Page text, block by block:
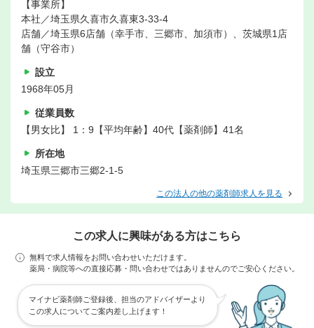
【事業所】
本社／埼玉県久喜市久喜東3-33-4
店舗／埼玉県6店舗（幸手市、三郷市、加須市）、茨城県1店
舗（守谷市）
設立
1968年05月
従業員数
【男女比】 1：9【平均年齢】40代【薬剤師】41名
所在地
埼玉県三郷市三郷2-1-5
この法人の他の薬剤師求人を見る
この求人に興味がある方はこちら
無料で求人情報をお問い合わせいただけます。
薬局・病院等への直接応募・問い合わせではありませんのでご安心ください。
マイナビ薬剤師ご登録後、担当のアドバイザーより
この求人についてご案内差し上げます！